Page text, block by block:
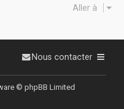
Aller à
Nous contacter
© phpBB Limited